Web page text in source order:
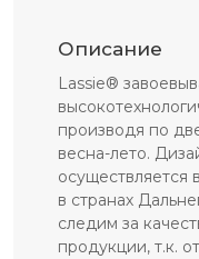
Описание
Lassie®
производя по
весна-лето.
осуществляется
в странах
следим за
продукции, т.к.